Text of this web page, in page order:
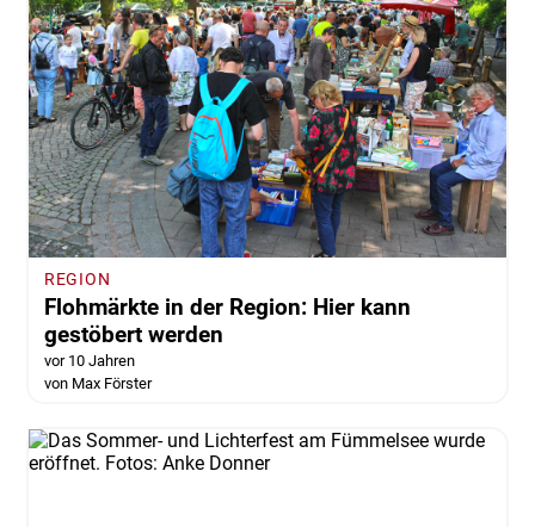
REGION
Flohmärkte in der Region: Hier kann
gestöbert werden
vor 10 Jahren
von Max Förster